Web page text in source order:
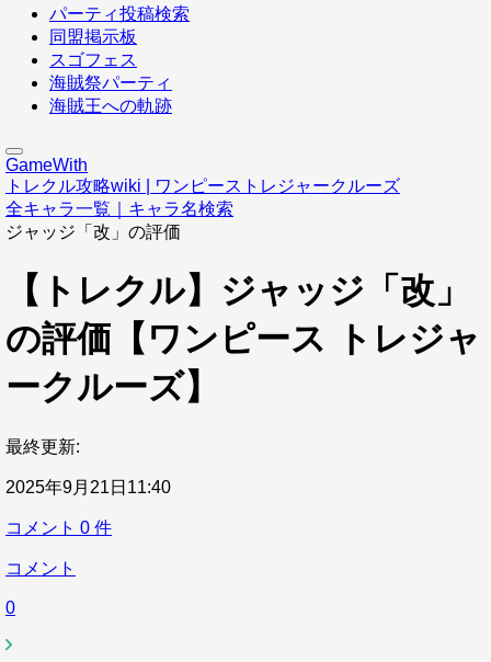
パーティ投稿検索
同盟掲示板
スゴフェス
海賊祭パーティ
海賊王への軌跡
GameWith
トレクル攻略wiki | ワンピーストレジャークルーズ
全キャラ一覧｜キャラ名検索
ジャッジ「改」の評価
【トレクル】ジャッジ「改」
の評価【ワンピース トレジャ
ークルーズ】
最終更新:
2025年9月21日11:40
コメント 0 件
コメント
0